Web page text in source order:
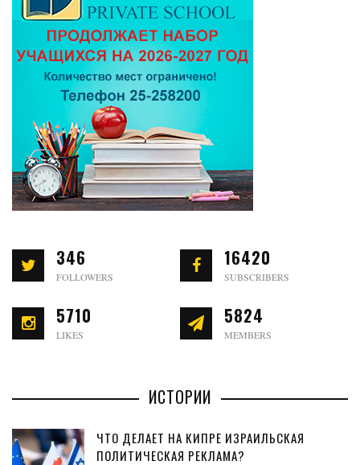
346
FOLLOWERS
16420
SUBSCRIBERS
5710
LIKES
5824
MEMBERS
ИСТОРИИ
ЧТО ДЕЛАЕТ НА КИПРЕ ИЗРАИЛЬСКАЯ
ПОЛИТИЧЕСКАЯ РЕКЛАМА?